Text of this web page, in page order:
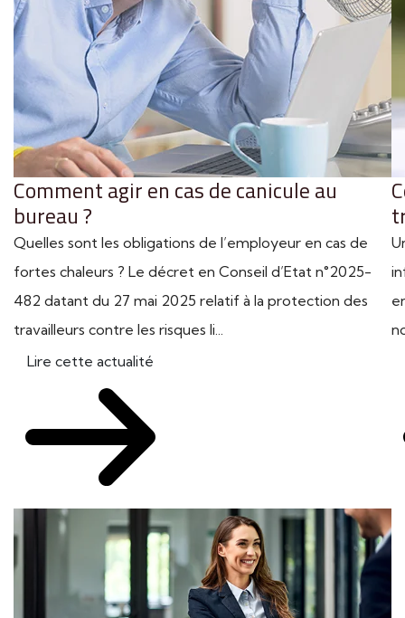
Comment agir en cas de canicule au
bureau ?
Quelles sont les obligations de l’employeur en cas de
fortes chaleurs ? Le décret en Conseil d’Etat n°2025-
482 datant du 27 mai 2025 relatif à la protection des
travailleurs contre les risques li...
Lire cette actualité